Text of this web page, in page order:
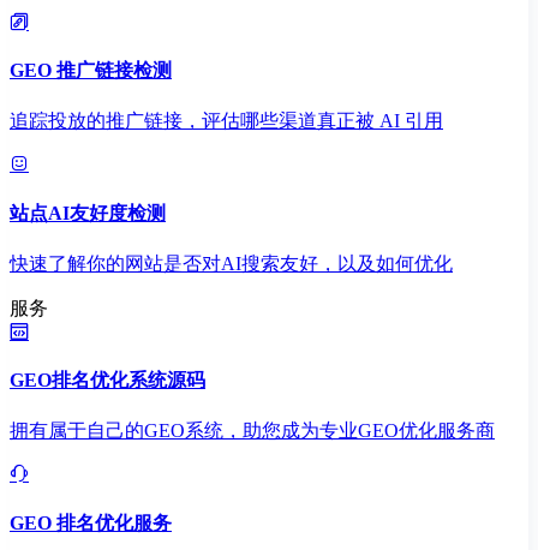
GEO 推广链接检测
追踪投放的推广链接，评估哪些渠道真正被 AI 引用
站点AI友好度检测
快速了解你的网站是否对AI搜索友好，以及如何优化
服务
GEO排名优化系统源码
拥有属于自己的GEO系统，助您成为专业GEO优化服务商
GEO 排名优化服务